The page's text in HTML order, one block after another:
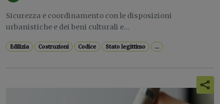
Sicurezza e coordinamento con le disposizioni
urbanistiche e dei beni culturali e...
Edilizia Costruzioni Codice Stato legittimo ...